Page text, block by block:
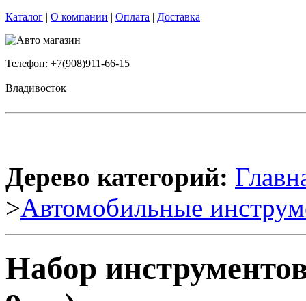
Каталог | О компании | Оплата | Доставка
Телефон: +7(908)911-66-15
Владивосток
Дерево категорий:
>Автомобильные
Набор